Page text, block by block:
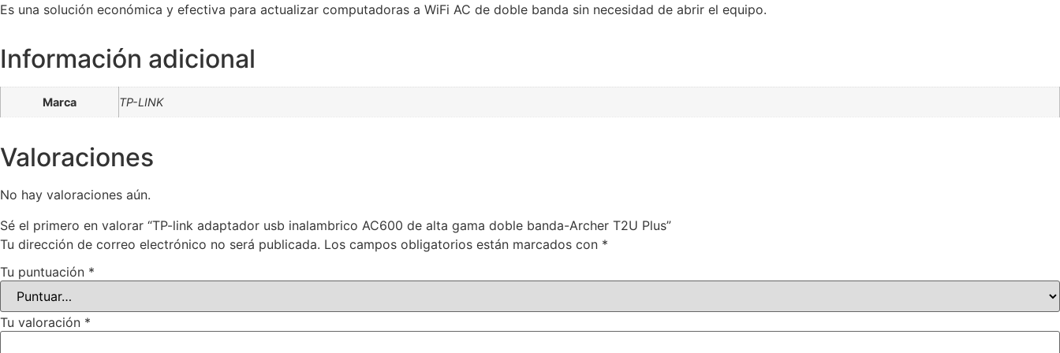
Es una solución económica y efectiva para actualizar computadoras a WiFi AC de doble banda sin necesidad de abrir el equipo.
Información adicional
Marca TP-LINK
Valoraciones
No hay valoraciones aún.
Sé el primero en valorar “TP-link adaptador usb inalambrico AC600 de alta gama doble banda-Archer T2U Plus”
Tu dirección de correo electrónico no será publicada. Los campos obligatorios están marcados con *
Tu puntuación *
Tu valoración *